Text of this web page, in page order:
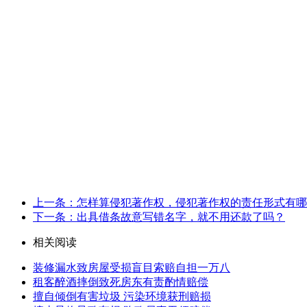
上一条：怎样算侵犯著作权，侵犯著作权的责任形式有
下一条：出具借条故意写错名字，就不用还款了吗？
相关阅读
装修漏水致房屋受损盲目索赔自担一万八
租客醉酒摔倒致死房东有责酌情赔偿
擅自倾倒有害垃圾 污染环境获刑赔损